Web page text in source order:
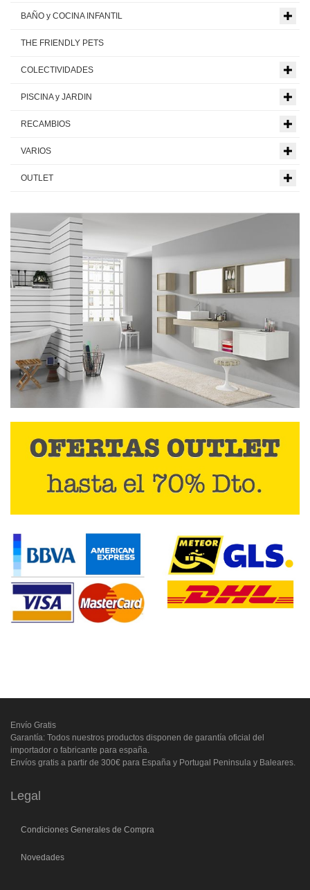
BAÑO y COCINA INFANTIL
THE FRIENDLY PETS
COLECTIVIDADES
PISCINA y JARDIN
RECAMBIOS
VARIOS
OUTLET
Envío Gratis
Garantía: Todos nuestros productos disponen de garantía oficial del
importador o fabricante para españa.
Envíos gratis a partir de 300€ para España y Portugal Peninsula y Baleares.
Legal
Condiciones Generales de Compra
Novedades